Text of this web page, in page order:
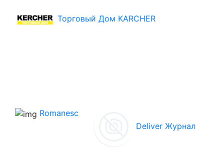
Торговый Дом KARCHER
Romanesc
Deliver Журнал